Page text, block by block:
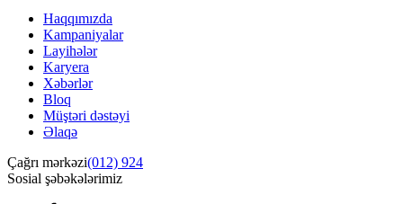
Haqqımızda
Kampaniyalar
Layihələr
Karyera
Xəbərlər
Bloq
Müştəri dəstəyi
Əlaqə
Çağrı mərkəzi(012) 924
Sosial şəbəkələrimiz